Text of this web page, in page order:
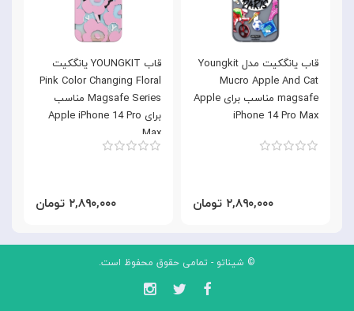
قاب YOUNGKIT یانگکیت
Pink Color Changing Floral
Magsafe Series مناسب
برای Apple iPhone 14 Pro
Max
۲,۸۹۰,۰۰۰ تومان
قاب یانگکیت مدل Youngkit
Mucro Apple And Cat
magsafe مناسب برای Apple
iPhone 14 Pro Max
۲,۸۹۰,۰۰۰ تومان
© شیناتو - تمامی حقوق محفوظ است.